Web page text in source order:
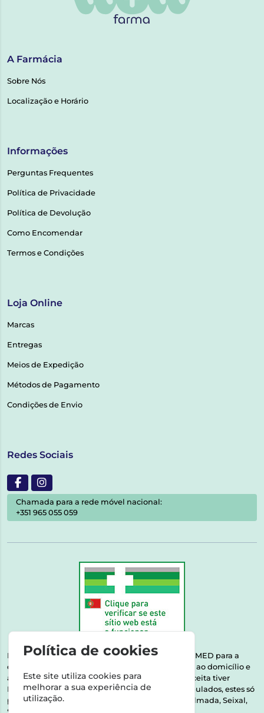
A Farmácia
Sobre Nós
Localização e Horário
Informações
Perguntas Frequentes
Política de Privacidade
Política de Devolução
Como Encomendar
Termos e Condições
Loja Online
Marcas
Entregas
Meios de Expedição
Métodos de Pagamento
Condições de Envio
Redes Sociais
Chamada para a rede móvel nacional:
+351 965 055 059
Esta farmácia encontra-se autorizada pelo INFARMED para a
dispensa de medicamentos e produtos de saúde ao domicílio e
através da internet. Medicamentos | Se na sua receita tiver
MSRM, MNSRM, MSRMV ou Medicamentos Manipulados, estes só
podem ser entregues nos seguintes concelhos: Almada, Seixal,
Política de cookies
Este site utiliza cookies para
melhorar a sua experiência de
utilização.